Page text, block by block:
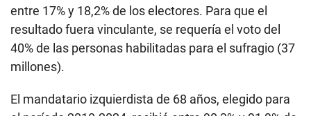
entre 17% y 18,2% de los electores. Para que el
resultado fuera vinculante, se requería el voto del
40% de las personas habilitadas para el sufragio (37
millones).
El mandatario izquierdista de 68 años, elegido para